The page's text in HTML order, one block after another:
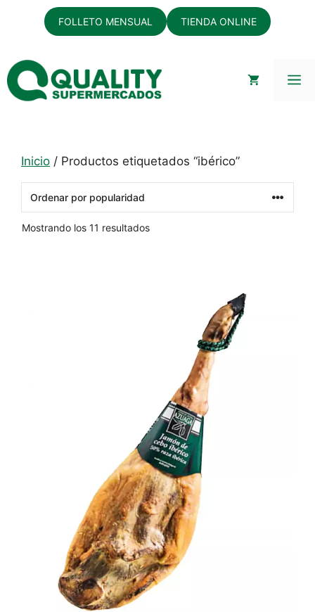
FOLLETO MENSUAL TIENDA ONLINE
Inicio / Productos etiquetados “ibérico”
Mostrando los 11 resultadosOrdenado